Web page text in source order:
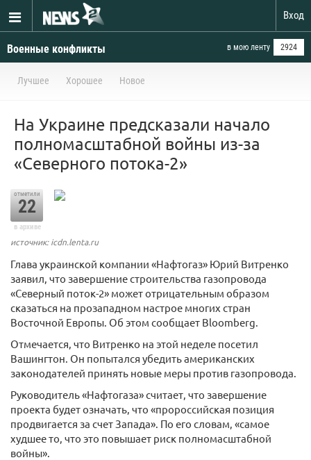
Вход
Военные конфликты в мою ленту 2924
Лучшее Хорошее Новое
На Украине предсказали начало
полномасштабной войны из-за
«Северного потока-2»
отметили
22
в архиве
источник: icdn.lenta.ru
Глава украинской компании «Нафтогаз» Юрий Витренко
заявил, что завершение строительства газопровода
«Северный поток-2» может отрицательным образом
сказаться на прозападном настрое многих стран
Восточной Европы. Об этом сообщает Bloomberg.
Отмечается, что Витренко на этой неделе посетил
Вашингтон. Он попытался убедить американских
законодателей принять новые меры против газопровода.
Руководитель «Нафтогаза» считает, что завершение
проекта будет означать, что «пророссийская позиция
продвигается за счет Запада». По его словам, «самое
худшее то, что это повышает риск полномасштабной
войны».